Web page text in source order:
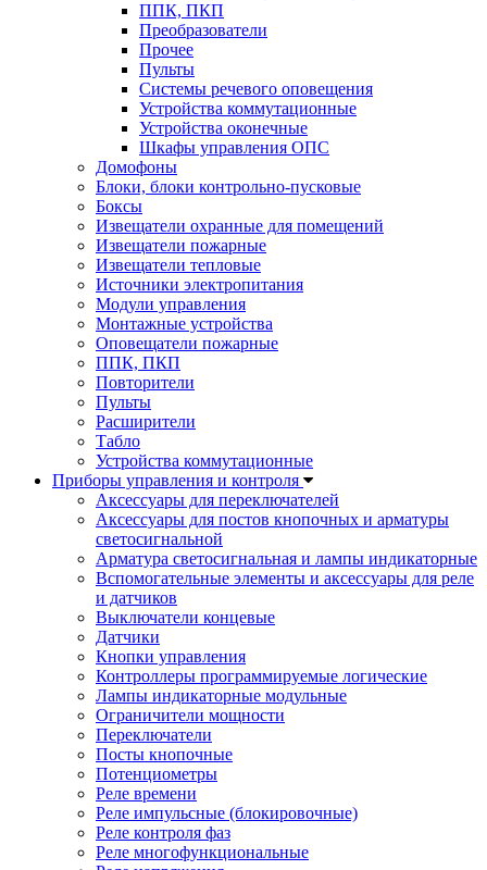
ППК, ПКП
Преобразователи
Прочее
Пульты
Системы речевого оповещения
Устройства коммутационные
Устройства оконечные
Шкафы управления ОПС
Домофоны
Блоки, блоки контрольно-пусковые
Боксы
Извещатели охранные для помещений
Извещатели пожарные
Извещатели тепловые
Источники электропитания
Модули управления
Монтажные устройства
Оповещатели пожарные
ППК, ПКП
Повторители
Пульты
Расширители
Табло
Устройства коммутационные
Приборы управления и контроля
Аксессуары для переключателей
Аксессуары для постов кнопочных и арматуры
светосигнальной
Арматура светосигнальная и лампы индикаторные
Вспомогательные элементы и аксессуары для реле
и датчиков
Выключатели концевые
Датчики
Кнопки управления
Контроллеры программируемые логические
Лампы индикаторные модульные
Ограничители мощности
Переключатели
Посты кнопочные
Потенциометры
Реле времени
Реле импульсные (блокировочные)
Реле контроля фаз
Реле многофункциональные